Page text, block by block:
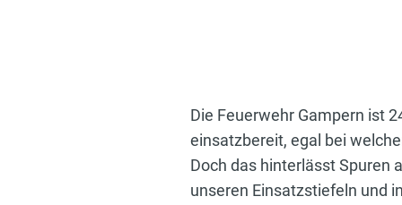
Die Feuerwehr Gampern ist
einsatzbereit, egal bei
Doch das hinterlässt Spuren
unseren Einsatzstiefeln und